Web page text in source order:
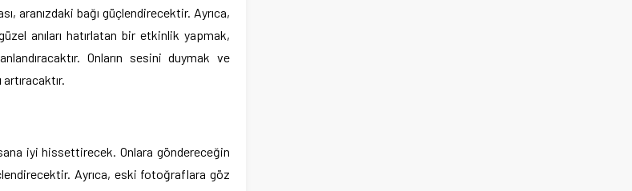
aranızdaki bağı güçlendirecektir. Ayrıca,
anıları hatırlatan bir etkinlik yapmak,
Onların sesini duymak ve
iyi hissettirecek. Onlara göndereceğin
Ayrıca, eski fotoğraflara göz